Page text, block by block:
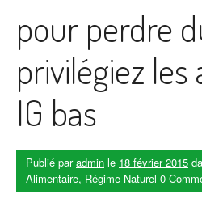
pour perdre
privilégiez les
IG bas
Publié paradmin le 18 février 2015
Alimentaire, Régime Naturel 0